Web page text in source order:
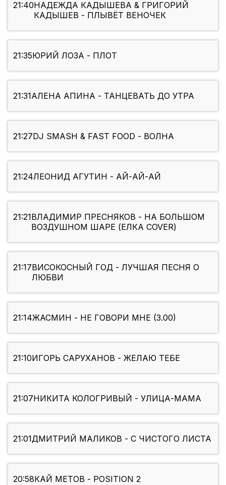
21:40НАДЕЖДА КАДЫШЕВА & ГРИГОРИЙ
КАДЫШЕВ - ПЛЫВЁТ ВЕНОЧЕК
21:35ЮРИЙ ЛОЗА - ПЛОТ
21:31АЛЕНА АПИНА - ТАНЦЕВАТЬ ДО УТРА
21:27DJ SMASH & FAST FOOD - ВОЛНА
21:24ЛЕОНИД АГУТИН - АЙ-АЙ-АЙ
21:21ВЛАДИМИР ПРЕСНЯКОВ - НА БОЛЬШОМ
ВОЗДУШНОМ ШАРЕ (ЕЛКА COVER)
21:17ВИСОКОСНЫЙ ГОД - ЛУЧШАЯ ПЕСНЯ О
ЛЮБВИ
21:14ЖАСМИН - НЕ ГОВОРИ МНЕ (3.00)
21:10ИГОРЬ САРУХАНОВ - ЖЕЛАЮ ТЕБЕ
21:07НИКИТА КОЛОГРИВЫЙ - УЛИЦА-МАМА
21:01ДМИТРИЙ МАЛИКОВ - С ЧИСТОГО ЛИСТА
20:58КАЙ МЕТОВ - POSITION 2